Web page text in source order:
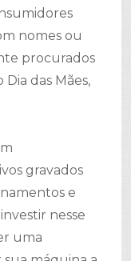
nomes ou
procurados
das Mães,
gravados
e
nesse
uma